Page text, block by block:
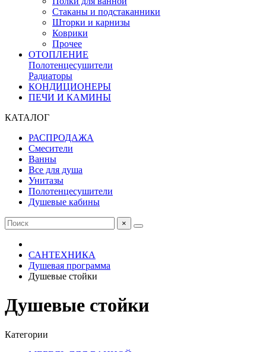
Стаканы и подстаканники
Шторки и карнизы
Коврики
Прочее
ОТОПЛЕНИЕ
Полотенцесушители
Радиаторы
КОНДИЦИОНЕРЫ
ПЕЧИ И КАМИНЫ
КАТАЛОГ
РАСПРОДАЖА
Смесители
Ванны
Все для душа
Унитазы
Полотенцесушители
Душевые кабины
×
САНТЕХНИКА
Душевая программа
Душевые стойки
Душевые стойки
Категории